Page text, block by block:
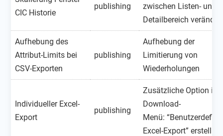
CIC Historie
publishing
zwischen Listen- und
Detailbereich
Aufhebung des
Attribut-Limits bei
CSV-Exporten
publishing
Aufhebung der
Limitierung von
Wiederholungen
Individueller Excel-
Export
publishing
Zusätzliche Option im
Download-
Menü:
Excel-Export” erstellbar